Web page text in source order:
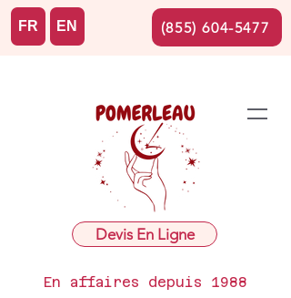
Devis En Ligne
En affaires depuis 1988
FR EN (855) 604-5477